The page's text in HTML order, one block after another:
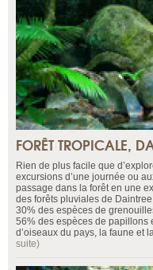
FORÊT TROPICALE,
Rien de plus facile que
excursions d’une journée ou
passage dans la forêt en une
des forêts pluviales de
30% des espèces de
56% des espèces de papillons
d’oiseaux du pays, la faune et
suite)